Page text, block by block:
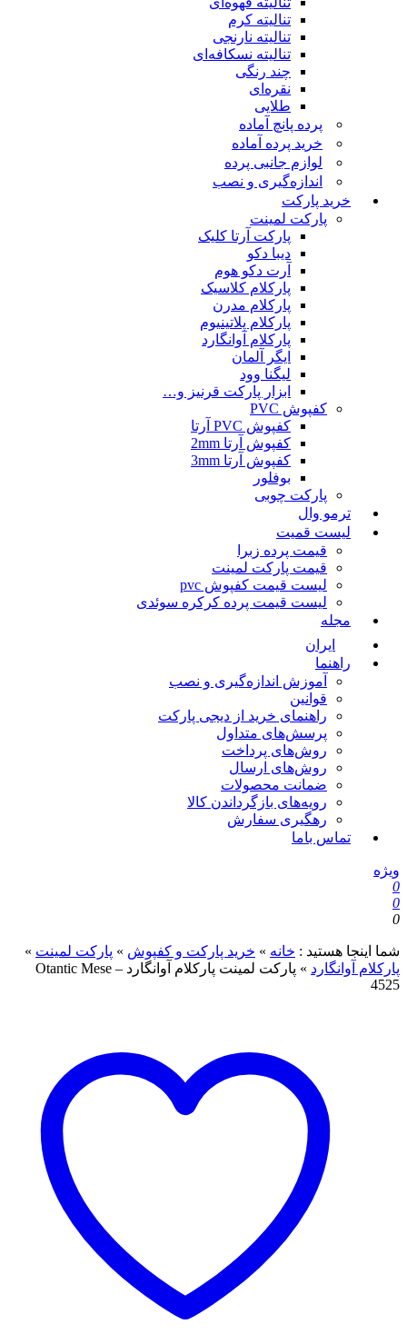
تنالیته کرم
تنالیته نارنجی
تنالیته نسکافه‌ای
چند رنگی
نقره‌ای
طلایی
پرده پانچ آماده
خرید پرده آماده
لوازم جانبی پرده
اندازه‌گیری و نصب
خرید پارکت
پارکت لمینت
پارکت آرتا کلیک
دیبا دکو
آرت دکو هوم
پارکلام کلاسیک
پارکلام مدرن
پارکلام پلاتینیوم
پارکلام آوانگارد
ایگر آلمان
لیگنا وود
ابزار پارکت قرنیز و…
کفپوش PVC
کفپوش PVC آرتا
کفپوش آرتا 2mm
کفپوش آرتا 3mm
بوفلور
پارکت چوبی
ترمو وال
لیست قمیت
قیمت پرده زبرا
قیمت پارکت لمینت
لیست قیمت کفپوش pvc
لیست قیمت پرده کرکره سوئدی
مجله
ایران
راهنما
آموزش اندازه‌گیری و نصب
قوانین
راهنمای خرید از دیجی پارکت
پرسش‌های متداول
روش‌های پرداخت
روش‌های ارسال
ضمانت محصولات
رویه‌های بازگرداندن کالا
رهگیری سفارش
تماس باما
ویژه
0
0
0
شما اینجا هستید : خانه » خرید پارکت و کفپوش » پارکت لمینت »
پارکلام آوانگارد »
پارکت لمینت پارکلام آوانگارد Otantic Mese –
4525